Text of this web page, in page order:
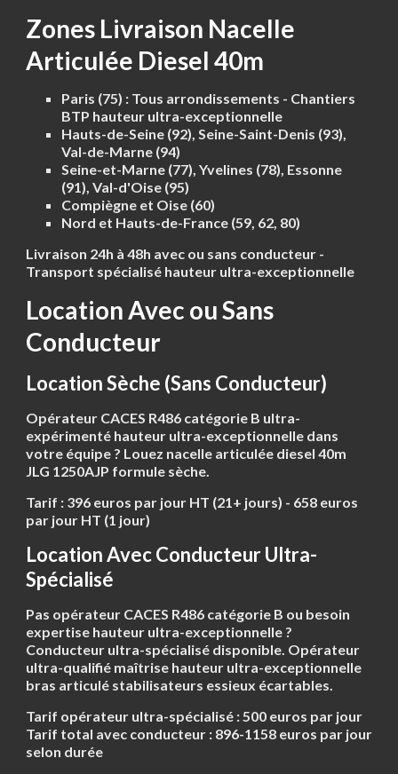
Zones Livraison Nacelle
Articulée Diesel 40m
Paris (75) : Tous arrondissements - Chantiers
BTP hauteur ultra-exceptionnelle
Hauts-de-Seine (92), Seine-Saint-Denis (93),
Val-de-Marne (94)
Seine-et-Marne (77), Yvelines (78), Essonne
(91), Val-d'Oise (95)
Compiègne et Oise (60)
Nord et Hauts-de-France (59, 62, 80)
Livraison 24h à 48h avec ou sans conducteur -
Transport spécialisé hauteur ultra-exceptionnelle
Location Avec ou Sans
Conducteur
Location Sèche (Sans Conducteur)
Opérateur CACES R486 catégorie B ultra-
expérimenté hauteur ultra-exceptionnelle dans
votre équipe ? Louez nacelle articulée diesel 40m
JLG 1250AJP formule sèche.
Tarif : 396 euros par jour HT (21+ jours) - 658 euros
par jour HT (1 jour)
Location Avec Conducteur Ultra-
Spécialisé
Pas opérateur CACES R486 catégorie B ou besoin
expertise hauteur ultra-exceptionnelle ?
Conducteur ultra-spécialisé disponible. Opérateur
ultra-qualifié maîtrise hauteur ultra-exceptionnelle
bras articulé stabilisateurs essieux écartables.
Tarif opérateur ultra-spécialisé : 500 euros par jour
Tarif total avec conducteur : 896-1158 euros par jour
selon durée